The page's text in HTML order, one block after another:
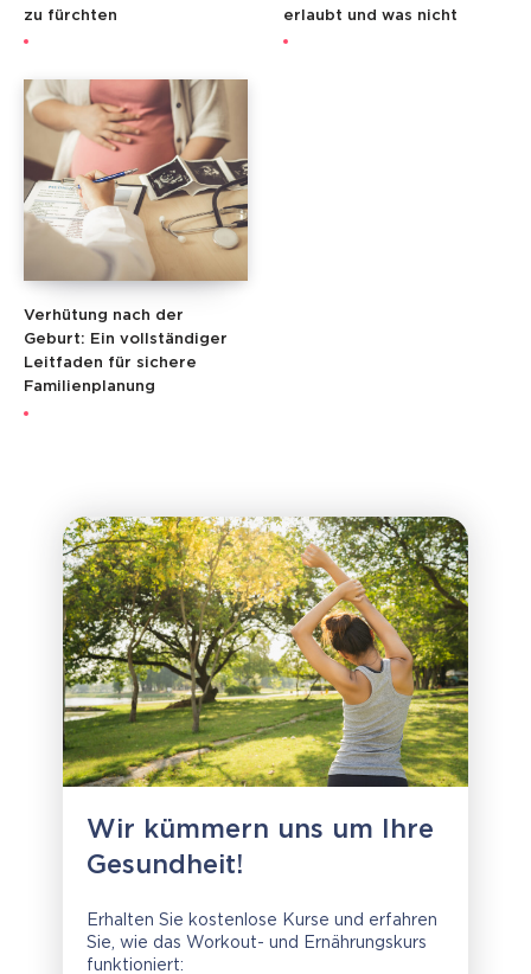
zu fürchten
erlaubt und was nicht
Verhütung nach der
Geburt: Ein vollständiger
Leitfaden für sichere
Familienplanung
Wir kümmern uns um Ihre
Gesundheit!
Erhalten Sie kostenlose Kurse und erfahren
Sie, wie das Workout- und Ernährungskurs
funktioniert: